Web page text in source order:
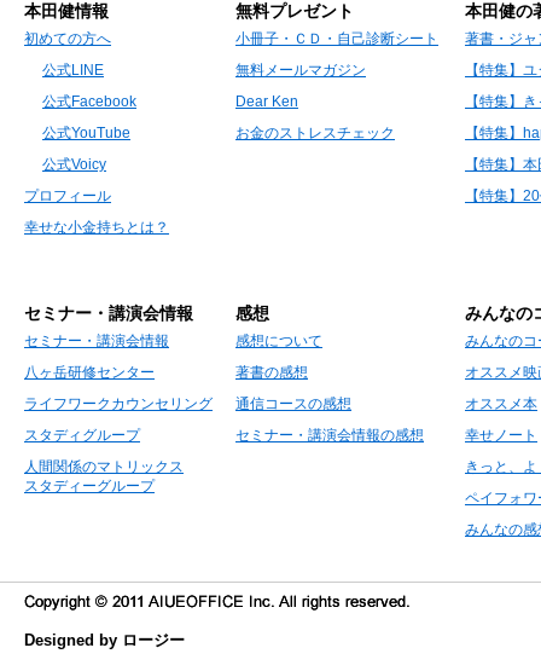
本田健情報
初めての方へ
公式LINE
公式Facebook
公式YouTube
公式Voicy
プロフィール
幸せな小金持ちとは？
無料プレゼント
小冊子・ＣＤ・自己診断シート
無料メールマガジン
Dear Ken
お金のストレスチェック
本田健の
著書・ジャ
【特集】
【特集】
【特集】
【特集】
【特集】
セミナー・講演会情報
セミナー・講演会情報
八ヶ岳研修センター
ライフワークカウンセリング
スタディグループ
人間関係のマトリックス
スタディーグループ
感想
感想について
著書の感想
通信コースの感想
セミナー・講演会情報の感想
みんなの
みんなの
オススメ映
オススメ本
幸せノート
きっと、
ペイフォワ
みんなの感
Designed by ロージー